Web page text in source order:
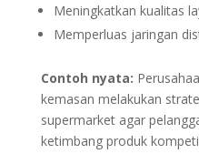
Meningkatkan kualitas
Memperluas jaringan
Contoh nyata:
kemasan melakukan
supermarket agar
ketimbang produk